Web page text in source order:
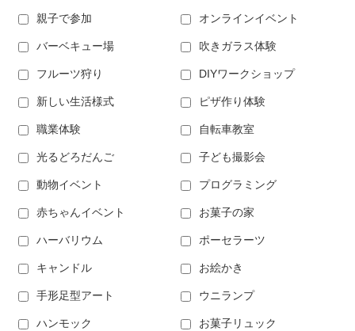
親子で参加 オンラインイベント
バーベキュー場 吹きガラス体験
フルーツ狩り DIYワークショップ
新しい生活様式 ピザ作り体験
職業体験 自転車教室
光るどろだんご 子ども撮影会
動物イベント プログラミング
赤ちゃんイベント お菓子の家
ハーバリウム ポーセラーツ
キャンドル お絵かき
手形足型アート ウニランプ
ハンモック お菓子リュック